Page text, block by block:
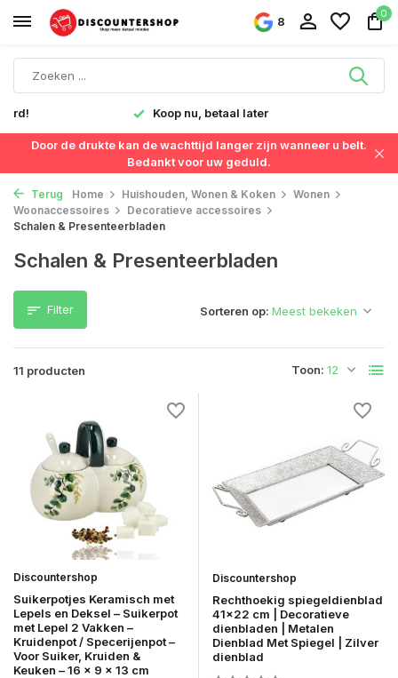
8
0
Koop nu, betaal later
Door de drukte kan de wachttijd langer zijn wanneer u belt.
Bedankt voor uw geduld.
Terug Home Huishouden, Wonen & Koken
Wonen
Woonaccessoires
Decoratieve accessoires
Schalen & Presenteerbladen
Schalen & Presenteerbladen
Filter
11 producten Toon:
Sorteren op:
Discountershop
Suikerpotjes Keramisch met
Lepels en Deksel – Suikerpot
met Lepel 2 Vakken –
Kruidenpot / Specerijenpot –
Voor Suiker, Kruiden &
Keuken – 16 x 9 x 13 cm
Discountershop
Rechthoekig spiegeldienblad
41x22 cm | Decoratieve
dienbladen | Metalen
Dienblad Met Spiegel | Zilver
dienblad